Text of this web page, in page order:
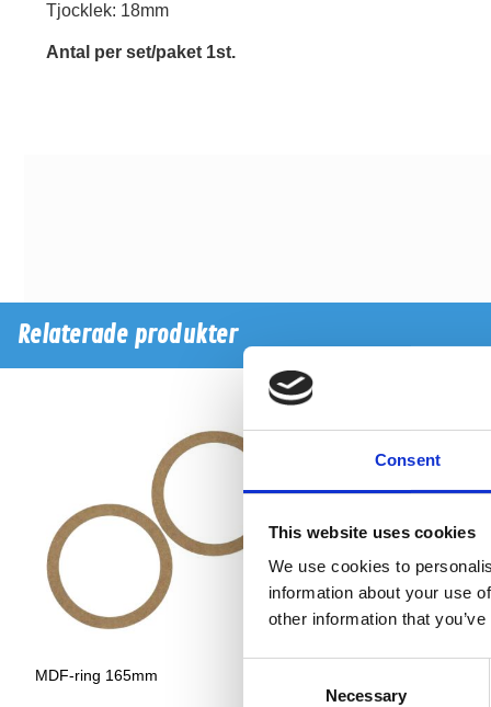
Consent
This website uses cookies
We use cookies to
information about your use
other information that
Necessary
Tjocklek: 18mm
Antal per set/paket 1st.
Relaterade produkter
MDF-ring 165mm